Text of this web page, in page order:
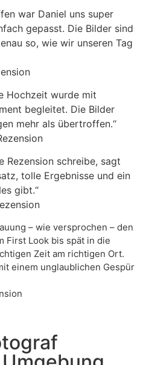
war Daniel uns super
gepasst. Die Bilder sind
so, wie wir unseren Tag
Hochzeit wurde mit
begleitet. Die Bilder
mehr als übertroffen.“
Rezension schreibe, sagt
tolle Ergebnisse und ein
gibt.“
– wie versprochen – den
First Look bis spät in die
Zeit am richtigen Ort.
einem unglaublichen Gespür